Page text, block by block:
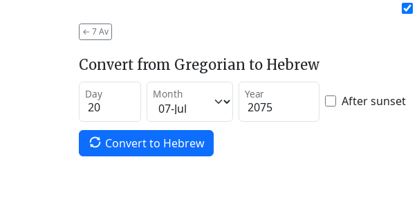
← 7 Av
Convert from Gregorian to Hebrew
Day Month Year After sunset
Convert to Hebrew